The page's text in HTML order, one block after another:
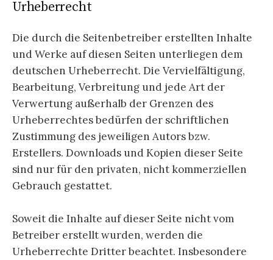
Urheberrecht
Die durch die Seitenbetreiber erstellten Inhalte
und Werke auf diesen Seiten unterliegen dem
deutschen Urheberrecht. Die Vervielfältigung,
Bearbeitung, Verbreitung und jede Art der
Verwertung außerhalb der Grenzen des
Urheberrechtes bedürfen der schriftlichen
Zustimmung des jeweiligen Autors bzw.
Erstellers. Downloads und Kopien dieser Seite
sind nur für den privaten, nicht kommerziellen
Gebrauch gestattet.
Soweit die Inhalte auf dieser Seite nicht vom
Betreiber erstellt wurden, werden die
Urheberrechte Dritter beachtet. Insbesondere